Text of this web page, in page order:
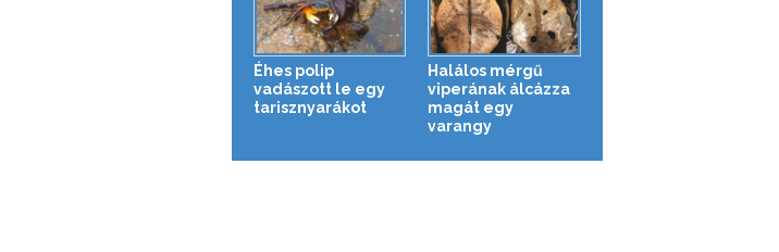
Éhes polip
vadászott le egy
tarisznyarákot
Halálos mérgű
viperának álcázza
magát egy
varangy